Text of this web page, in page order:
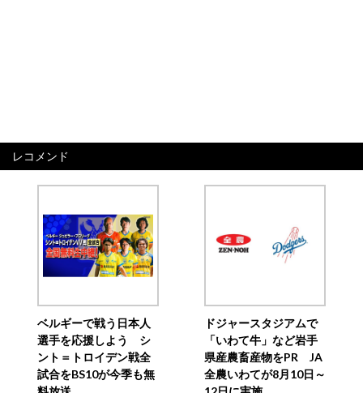
レコメンド
ベルギーで戦う日本人
選手を応援しよう シ
ント＝トロイデン戦全
試合をBS10が今季も無
ドジャースタジアムで
「いわて牛」など岩手
県産農畜産物をPR JA
全農いわてが8月10日～